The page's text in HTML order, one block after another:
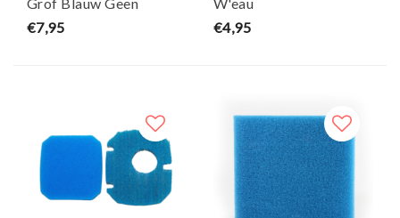
Grof Blauw Geen
Origineel Onderdeel
€7,95
W'eau
€4,95